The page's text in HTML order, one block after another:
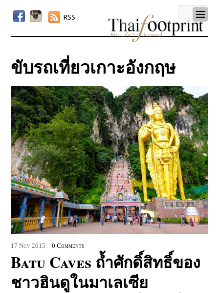
RSS
ขับรถเที่ยวเกาะอังกฤษ
17 Nov 2015 0 Comments
Batu Caves ถ้ำศักดิ์สิทธิ์ของ
ชาวฮินดูในมาเลเซีย